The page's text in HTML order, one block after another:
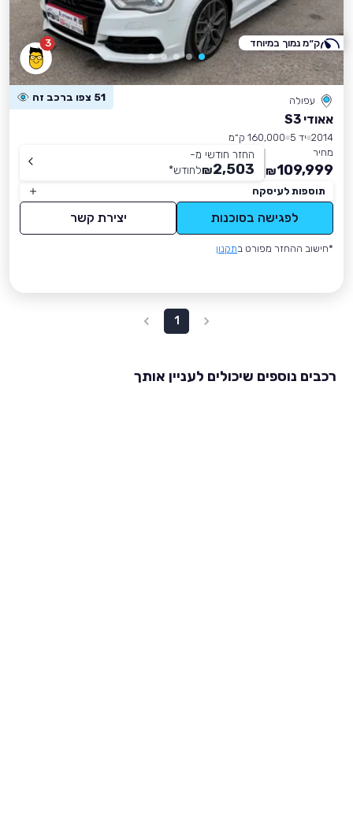
3
עפולה 51 צפו ברכב זה
אאודי S3
2014 יד 5
160,000 ק״מ
מחיר
109,999
₪
החזר חודשי מ-
2,503
₪לחודש*
תוספות לעיסקה
לפגישה בסוכנות יצירת קשר
*חישוב ההחזר מפורט בתקנון
ק״מ נמוך במיוחד
1
רכבים נוספים שיכולים לעניין אותך